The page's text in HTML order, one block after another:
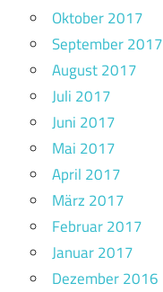
Oktober 2017
September 2017
August 2017
Juli 2017
Juni 2017
Mai 2017
April 2017
März 2017
Februar 2017
Januar 2017
Dezember 2016